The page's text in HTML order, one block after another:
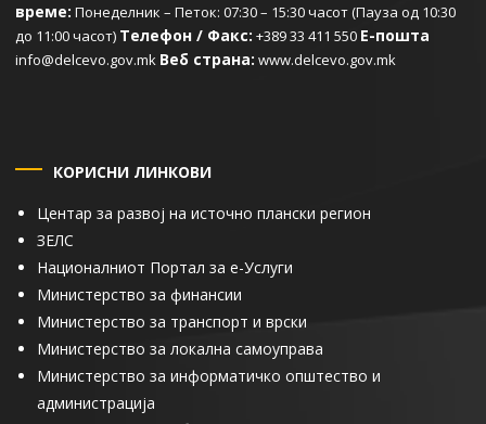
време: Понеделник – Петок: 07:30 – 15:30 часот (Пауза од 10:30
до 11:00 часот) Телефон / Факс: +389 33 411 550 Е-пошта
info@delcevo.gov.mk Веб страна: www.delcevo.gov.mk
КОРИСНИ ЛИНКОВИ
Центар за развој на источно плански регион
ЗЕЛС
Националниот Портал за е-Услуги
Министерство за финансии
Министерство за транспорт и врски
Министерство за локална самоуправа
Министерство за информатичко општество и
администрација